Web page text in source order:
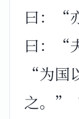
曰：“
曰：“
“为国
之。